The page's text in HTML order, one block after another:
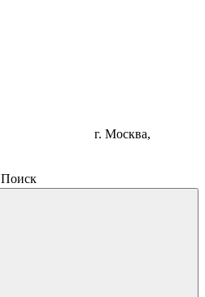
г. Москва,
Поиск